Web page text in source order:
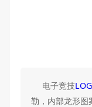
电子竞技
勒，内部龙形图